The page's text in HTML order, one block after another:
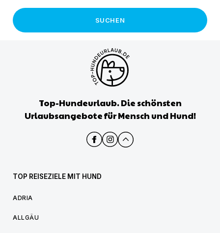
SUCHEN
Top-Hundeurlaub. Die schönsten
Urlaubsangebote für Mensch und Hund!
TOP REISEZIELE MIT HUND
ADRIA
ALLGÄU